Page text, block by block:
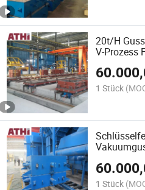
20t/H
V-Prozess
1 Stück
1 Stück